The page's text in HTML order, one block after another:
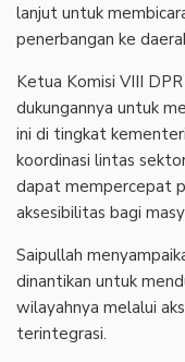
lanjut untuk
penerbangan ke
Ketua Komisi VIII
dukungannya untuk
ini di tingkat
koordinasi lintas
dapat mempercepat
aksesibilitas bagi
Saipullah
dinantikan untuk
wilayahnya melalui
terintegrasi.